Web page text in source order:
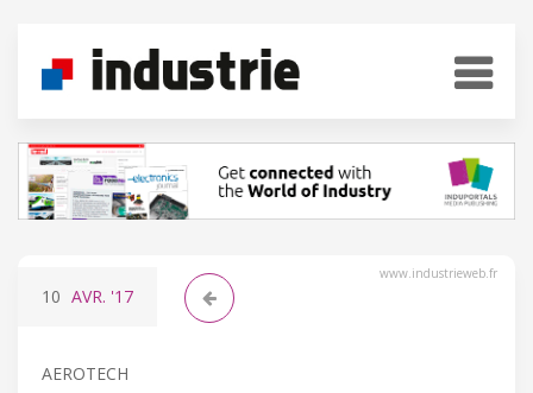
www.industrieweb.fr
10 AVR. '17
AEROTECH